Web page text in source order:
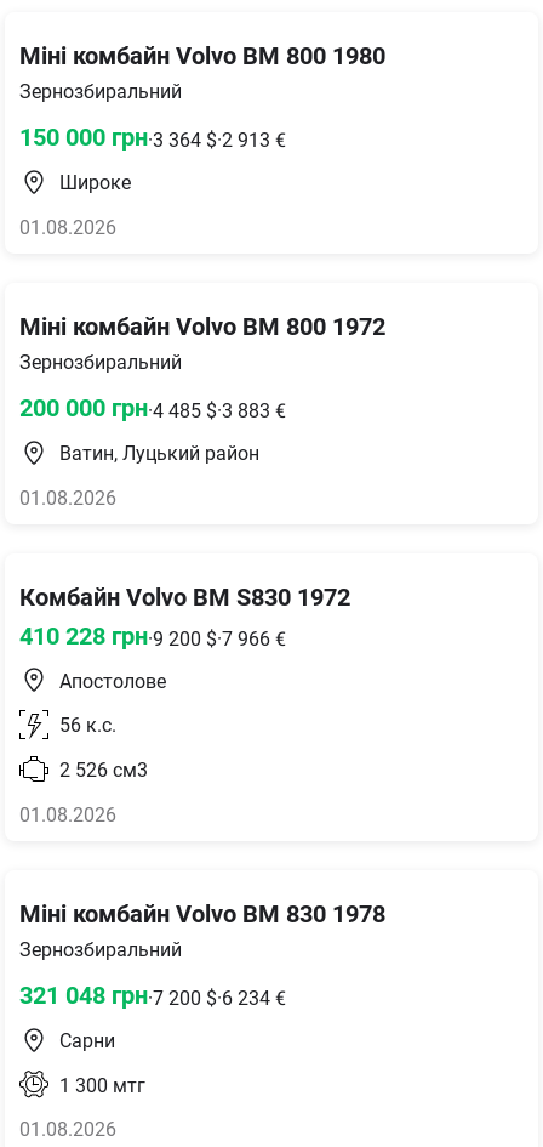
Міні комбайн Volvo BM 800 1980
Зернозбиральний
150 000 грн·3 364 $·2 913 €
Широке
01.08.2026
Міні комбайн Volvo BM 800 1972
Зернозбиральний
200 000 грн·4 485 $·3 883 €
Ватин, Луцький район
01.08.2026
Комбайн Volvo BM S830 1972
410 228 грн·9 200 $·7 966 €
Апостолове
56 к.с.
2 526 см3
01.08.2026
Міні комбайн Volvo BM 830 1978
Зернозбиральний
321 048 грн·7 200 $·6 234 €
Сарни
1 300 мтг
01.08.2026